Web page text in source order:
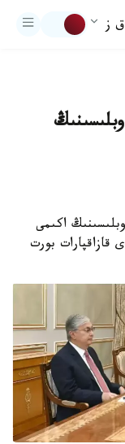
ق ز
اكىمى
قازاقپارات بورت